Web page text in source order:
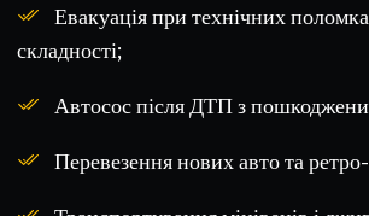
Евакуація при технічних
складності;
Автосос після ДТП з
Перевезення нових авто та